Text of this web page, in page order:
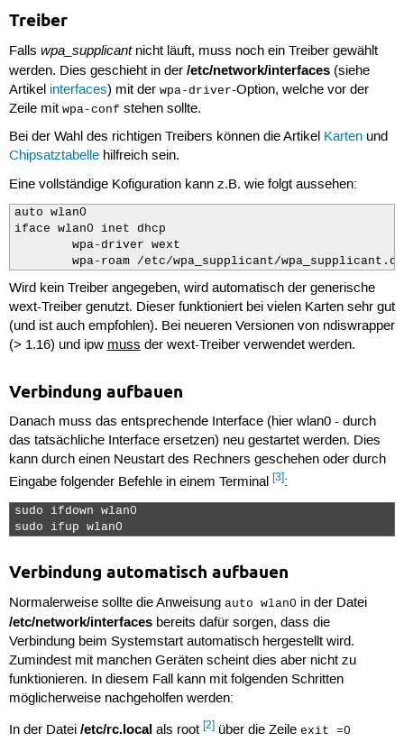
Treiber
Falls wpa_supplicantnicht läuft, muss noch ein Treiber gewählt
werden. Dies geschieht in der /etc/network/interfaces(siehe
Artikel interfaces) mit der wpa-driver-Option, welche vor der
Zeile mit wpa-conf stehen sollte.
Bei der Wahl des richtigen Treibers können die Artikel Kartenund
Chipsatztabellehilfreich sein.
Eine vollständige Kofiguration kann z.B. wie folgt aussehen:
auto wlan0
iface wlan0 inet dhcp
        wpa-driver wext
wpa-roam /etc/wpa_supplicant/
Wird kein Treiber angegeben, wird automatisch der generische
wext-Treiber genutzt. Dieser funktioniert bei vielen Karten sehr gut
(und ist auch empfohlen). Bei neueren Versionen von ndiswrapper
(> 1.16) und ipw muss der wext-Treiber verwendet werden.
Verbindung aufbauen
Danach muss das entsprechende Interface (hier wlan0 - durch
das tatsächliche Interface ersetzen) neu gestartet werden. Dies
kann durch einen Neustart des Rechners geschehen oder durch
Eingabe folgender Befehle in einem Terminal [3]:
sudo ifdown wlan0
sudo ifup wlan0
Verbindung automatisch aufbauen
Normalerweise sollte die Anweisung auto wlan0 in der Datei
/etc/network/interfacesbereits dafür sorgen, dass die
Verbindung beim Systemstart automatisch hergestellt wird.
Zumindest mit manchen Geräten scheint dies aber nicht zu
funktionieren. In diesem Fall kann mit folgenden Schritten
möglicherweise nachgeholfen werden:
In der Datei /etc/rc.localals root [2]über die Zeile exit =0